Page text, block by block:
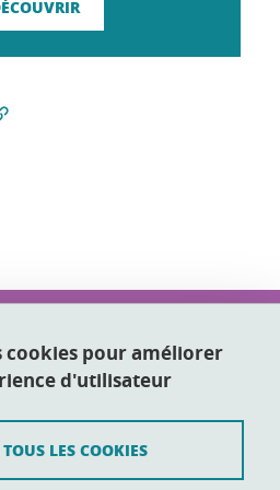
Facebook
sur LinkedIn
cookies pour améliorer
d'utilisateur
TOUS LES COOKIES